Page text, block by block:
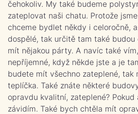
čehokoliv. My také budeme
zateplovat naši chatu. Protože
chceme bydlet někdy i celoročně,
dospělé, tak určitě tam také
mít nějakou párty. A navíc také
nepříjemné, když někde jste a je
budete mít všechno zateplené, tak
teplíčka. Také znáte některé
opravdu kvalitní, zateplené? Pokud
závidím. Také bych chtěla mít